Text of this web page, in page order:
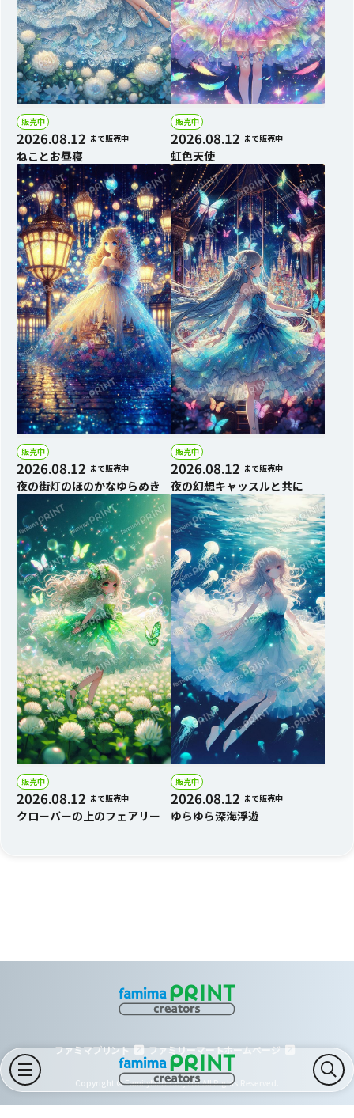
販売中
2026.08.12 まで販売中
ねことお昼寝
販売中
2026.08.12 まで販売中
虹色天使
販売中
2026.08.12 まで販売中
夜の街灯のほのかなゆらめき
販売中
2026.08.12 まで販売中
夜の幻想キャッスルと共に
販売中
2026.08.12 まで販売中
クローバーの上のフェアリー
販売中
2026.08.12 まで販売中
ゆらゆら深海浮遊
ファミマプリント ファミリーマートホームページ
Copyright © FamilyMart Co., Ltd.All Rights Reserved.